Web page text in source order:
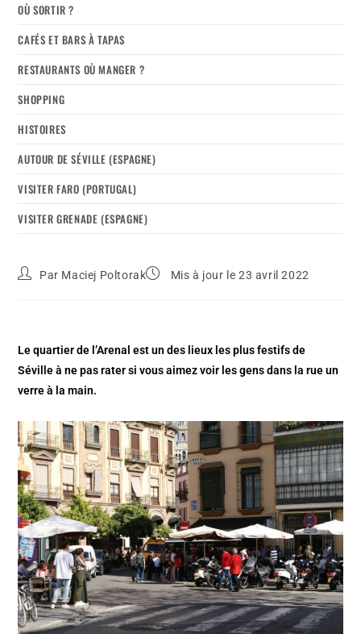
OÙ SORTIR ?
CAFÉS ET BARS À TAPAS
RESTAURANTS OÙ MANGER ?
SHOPPING
HISTOIRES
AUTOUR DE SÉVILLE (ESPAGNE)
VISITER FARO (PORTUGAL)
VISITER GRENADE (ESPAGNE)
Par Maciej Poltorak Mis à jour le 23 avril 2022
Le quartier de l’Arenal est un des lieux les plus festifs de
Séville à ne pas rater si vous aimez voir les gens dans la rue un
verre à la main.